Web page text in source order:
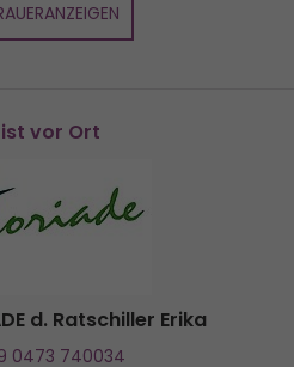
vor Ort
d. Ratschiller Erika
0473 740034